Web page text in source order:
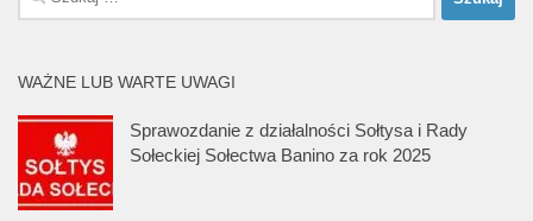
WAŻNE LUB WARTE UWAGI
Sprawozdanie z działalności Sołtysa i Rady
Sołeckiej Sołectwa Banino za rok 2025